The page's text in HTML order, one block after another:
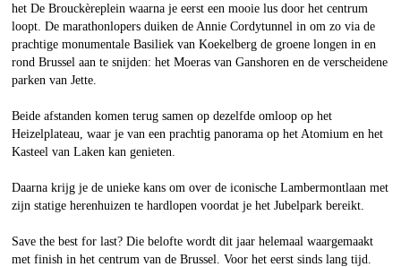
het De Brouckèreplein waarna je eerst een mooie lus door het centrum
loopt. De marathonlopers duiken de Annie Cordytunnel in om zo via de
prachtige monumentale Basiliek van Koekelberg de groene longen in en
rond Brussel aan te snijden: het Moeras van Ganshoren en de verscheidene
parken van Jette.
Beide afstanden komen terug samen op dezelfde omloop op het
Heizelplateau, waar je van een prachtig panorama op het Atomium en het
Kasteel van Laken kan genieten.
Daarna krijg je de unieke kans om over de iconische Lambermontlaan met
zijn statige herenhuizen te hardlopen voordat je het Jubelpark bereikt.
Save the best for last? Die belofte wordt dit jaar helemaal waargemaakt
met finish in het centrum van de Brussel. Voor het eerst sinds lang tijd.